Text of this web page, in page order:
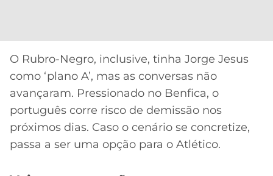
O Rubro-Negro, inclusive, tinha Jorge Jesus
como ‘plano A’, mas as conversas não
avançaram. Pressionado no Benfica, o
português corre risco de demissão nos
próximos dias. Caso o cenário se concretize,
passa a ser uma opção para o Atlético.